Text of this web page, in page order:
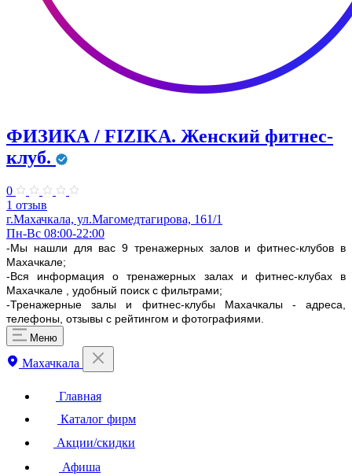
ФИЗИКА / FIZIKA. Женский фитнес-
клуб.
0
1 отзыв
г.Махачкала, ​ул.Магомедтагирова, 161/1
Пн-Вс 08:00-22:00
-Мы нашли для вас 9 тренажерных залов и фитнес-клубов в
Махачкале;
-Вся информация о тренажерных залах и фитнес-клубах в
Махачкале , удобный поиск с фильтрами;
-Тренажерные залы и фитнес-клубы Махачкалы - адреса,
телефоны, отзывы с рейтингом и фотографиями.
Меню
Махачкала
Главная
Каталог фирм
Акции/скидки
Афиша